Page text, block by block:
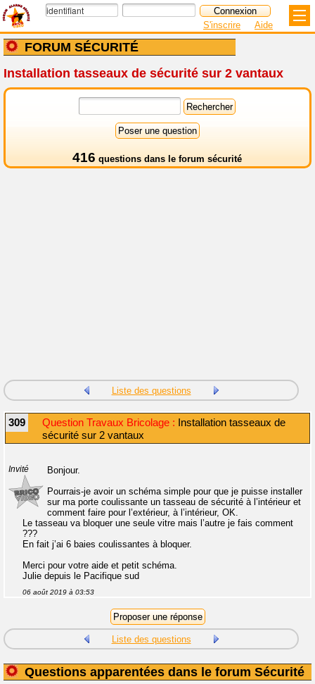
FORUM SÉCURITÉ
S'inscrire Aide
Installation tasseaux de sécurité sur 2 vantaux
416 questions dans le forum sécurité
Liste des questions
309 Question Travaux Bricolage : Installation tasseaux de
sécurité sur 2 vantaux
Invité
Bonjour.
Pourrais-je avoir un schéma simple pour que je puisse installer
sur ma porte coulissante un tasseau de sécurité à l’intérieur et
comment faire pour l’extérieur, à l’intérieur, OK.
Le tasseau va bloquer une seule vitre mais l’autre je fais comment
???
En fait j’ai 6 baies coulissantes à bloquer.
Merci pour votre aide et petit schéma.
Julie depuis le Pacifique sud
06 août 2019 à 03:53
Liste des questions
Questions apparentées dans le forum Sécurité